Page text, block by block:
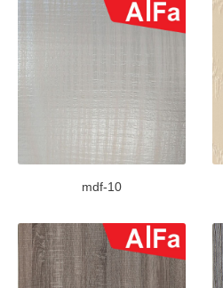
mdf-10